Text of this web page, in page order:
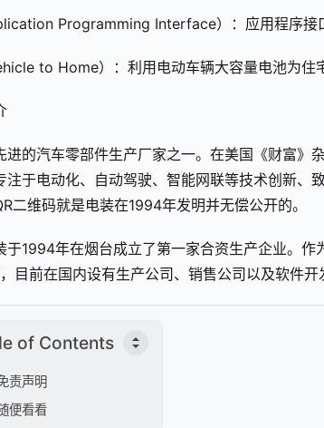
Programming Interface）：应用程序接
to Home）：利用电动车辆大容量电池为住
进的汽车零部件生产厂家之一。在美国《财富
注于电动化、自动驾驶、智能网联等技术创新、
二维码就是电装在1994年发明并无偿公开的。
于1994年在烟台成立了第一家合资生产企业。
目前在国内设有生产公司、销售公司以及软件开
of Contents
责声明
便看看